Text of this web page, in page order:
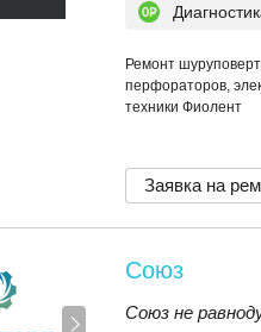
Ремонт
перфораторов,
техники Фиолент
Заявка на
Союз
Союз не